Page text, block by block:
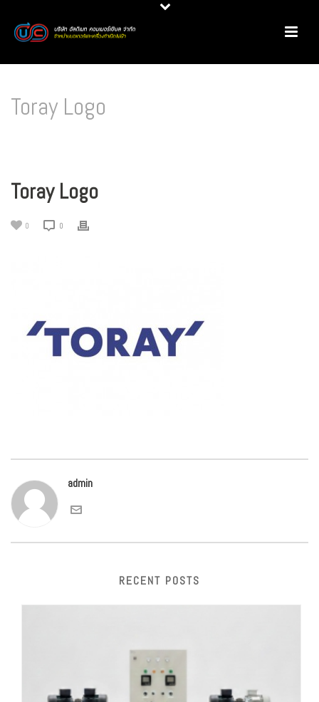
Toray Logo
Toray Logo
0 0
admin
RECENT POSTS